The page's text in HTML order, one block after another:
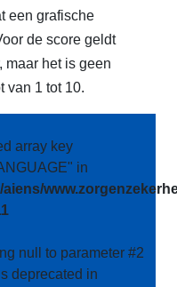
een grafische
de score geldt
maar het is geen
van 1 tot 10.
array key
in
null to parameter #2
deprecated in